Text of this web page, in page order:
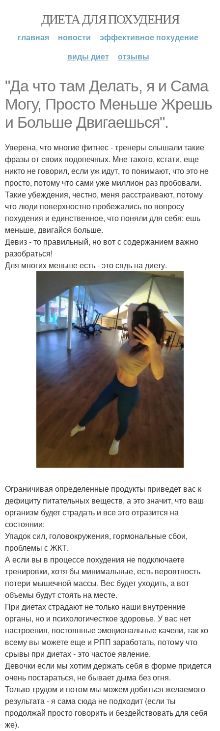
ДИЕТА ДЛЯ ПОХУДЕНИЯ
главная новости
эффективное похудение
виды диет
отзывы
"Да что там Делать, я и Сама
Могу, Просто Меньше Жрешь
и Больше Двигаешься".
Уверена, что многие фитнес - тренеры слышали такие
фразы от своих подопечных. Мне такого, кстати, еще
никто не говорил, если уж идут, то понимают, что это не
просто, потому что сами уже миллион раз пробовали.
Такие убеждения, честно, меня расстраивают, потому
что люди поверхностно пробежались по вопросу
похудения и единственное, что поняли для себя: ешь
меньше, двигайся больше.
Девиз - то правильный, но вот с содержанием важно
разобраться!
Для многих меньше есть - это сядь на диету.
Ограничивая определенные продукты приведет вас к
дефициту питательных веществ, а это значит, что ваш
организм будет страдать и все это отразится на
состоянии:
Упадок сил, головокружения, гормональные сбои,
проблемы с ЖКТ.
А если вы в процессе похудения не подключаете
тренировки, хотя бы минимальные, есть вероятность
потери мышечной массы. Вес будет уходить, а вот
объемы будут стоять на месте.
При диетах страдают не только наши внутренние
органы, но и психологичесткое здоровье. У вас нет
настроения, постоянные эмоциональные качели, так ко
всему вы можете еще и РПП заработать, потому что
срывы при диетах - это частое явление.
Девочки если мы хотим держать себя в форме придется
очень постараться, не бывает дыма без огня.
Только трудом и потом мы можем добиться желаемого
результата - я сама сюда не подходит (если ты
продолжай просто говорить и бездействовать для себя
же).